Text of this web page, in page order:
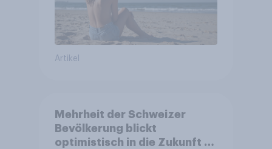
Artikel
Mehrheit der Schweizer
Bevölkerung blickt
optimistisch in die Zukunft –